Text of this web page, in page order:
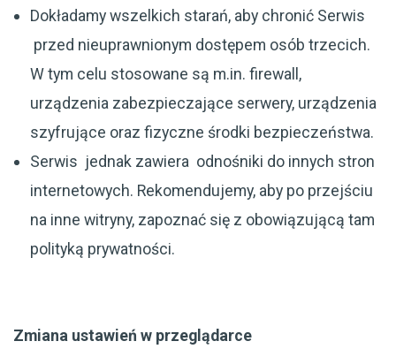
Dokładamy wszelkich starań, aby chronić Serwis
przed nieuprawnionym dostępem osób trzecich.
W tym celu stosowane są m.in. firewall,
urządzenia zabezpieczające serwery, urządzenia
szyfrujące oraz fizyczne środki bezpieczeństwa.
Serwis jednak zawiera odnośniki do innych stron
internetowych. Rekomendujemy, aby po przejściu
na inne witryny, zapoznać się z obowiązującą tam
polityką prywatności.
Zmiana ustawień w przeglądarce